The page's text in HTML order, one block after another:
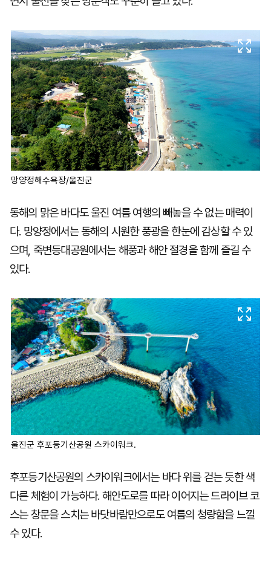
망양정해수욕장/울진군
동해의 맑은 바다도 울진 여름 여행의 빼놓을 수 없는 매력이
다. 망양정에서는 동해의 시원한 풍광을 한눈에 감상할 수 있
으며, 죽변등대공원에서는 해풍과 해안 절경을 함께 즐길 수
있다.
울진군 후포등기산공원 스카이워크.
후포등기산공원의 스카이워크에서는 바다 위를 걷는 듯한 색
다른 체험이 가능하다. 해안도로를 따라 이어지는 드라이브 코
스는 창문을 스치는 바닷바람만으로도 여름의 청량함을 느낄
수 있다.